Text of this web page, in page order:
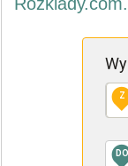
Z
DO